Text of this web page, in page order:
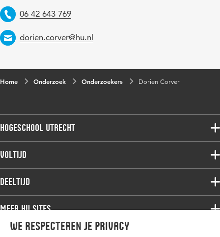
We respecteren je privacy
Telefoon
06 42 643 769
Email
dorien.corver@hu.nl
Home Onderzoek Onderzoekers Dorien Corver
Hogeschool Utrecht
Voltijdopleidingen
Onderzoek
Werken bij de HU
Voltijd
Associate degree
Master
Studiekeuze voltijd
Deeltijd
Associate degree
Bachelor
Meer HU sites
HU International